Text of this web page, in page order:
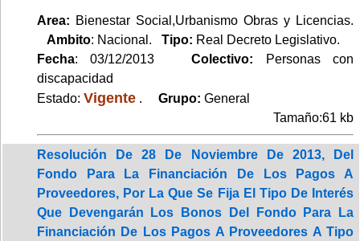
Area: Bienestar Social,Urbanismo Obras y Licencias.
Ambito: Nacional. Tipo: Real Decreto Legislativo.
Fecha: 03/12/2013 Colectivo:
Personas con
discapacidad
Estado: Vigente . Grupo: General
Tamaño:61 kb
Resolución De 28 De Noviembre De 2013, Del
Fondo Para La Financiación De Los Pagos A
Proveedores, Por La Que Se Fija El Tipo De Interés
Que Devengarán Los Bonos Del Fondo Para La
Financiación De Los Pagos A Proveedores A Tipo